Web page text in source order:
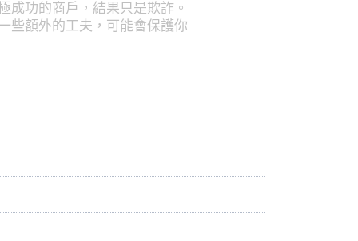
成功的商戶，結果只是欺詐。
些額外的工夫，可能會保護你